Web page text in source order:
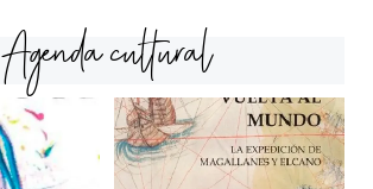
Agenda cultural